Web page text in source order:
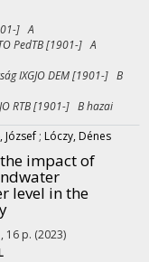
] A
PedTB [1901-] A
IXGJO DEM [1901-] B
RTB [1901-] B hazai
József ; Lóczy, Dénes
impact of
level in the
16 p. (2023)